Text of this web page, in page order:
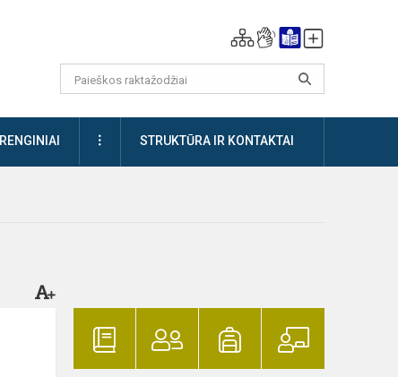
RENGINIAI DAUGIAUSTRUKTŪRA IR KONTAKTAI